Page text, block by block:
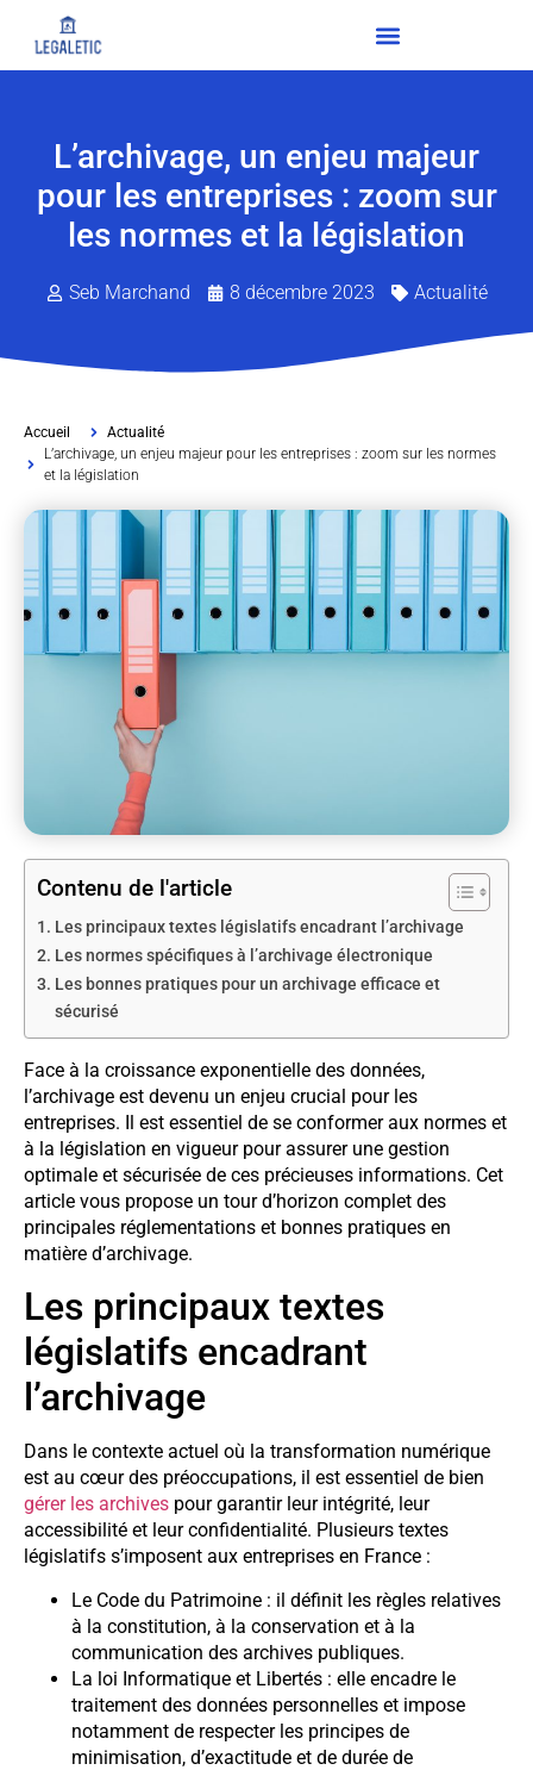
L’archivage, un enjeu majeur
pour les entreprises : zoom sur
les normes et la législation
Seb Marchand 8 décembre 2023 Actualité
Accueil
Actualité
L’archivage, un enjeu majeur pour les entreprises : zoom sur les normes
et la législation
Contenu de l'article
Les principaux textes législatifs encadrant l’archivage
Les normes spécifiques à l’archivage électronique
Les bonnes pratiques pour un archivage efficace et
sécurisé
Face à la croissance exponentielle des données,
l’archivage est devenu un enjeu crucial pour les
entreprises. Il est essentiel de se conformer aux normes et
à la législation en vigueur pour assurer une gestion
optimale et sécurisée de ces précieuses informations. Cet
article vous propose un tour d’horizon complet des
principales réglementations et bonnes pratiques en
matière d’archivage.
Les principaux textes
législatifs encadrant
l’archivage
Dans le contexte actuel où la transformation numérique
est au cœur des préoccupations, il est essentiel de bien
gérer les archives pour garantir leur intégrité, leur
accessibilité et leur confidentialité. Plusieurs textes
législatifs s’imposent aux entreprises en France :
Le Code du Patrimoine : il définit les règles relatives
à la constitution, à la conservation et à la
communication des archives publiques.
La loi Informatique et Libertés : elle encadre le
traitement des données personnelles et impose
notamment de respecter les principes de
minimisation, d’exactitude et de durée de